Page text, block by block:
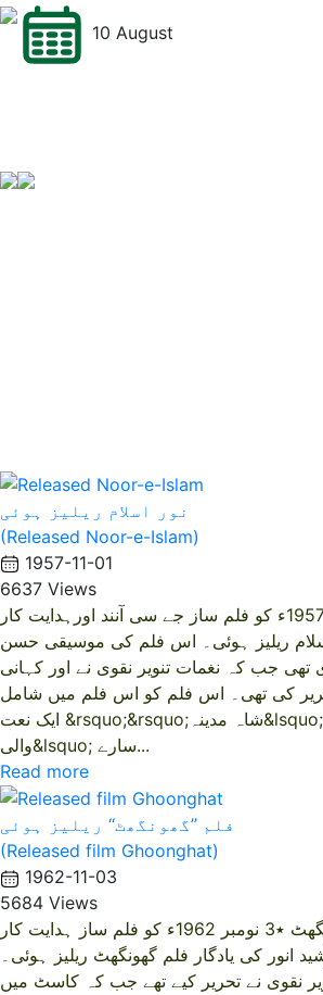
10 August
نور اسلام ریلیز ہوئی
(Released Noor-e-Islam)
1957-11-01
6637 Views
نور اسلام ٭یکم نومبر 1957ء کو فلم ساز جے سی آنند اورہدایت کار
ریلیز ہوئی۔ اس فلم کی موسیقی حسن
جب کہ نغمات تنویر نقوی نے اور کہانی
کی تھی۔ اس فلم کو اس فلم میں شامل
ایک نعت &rsquo;&rsquo;شاہ مدینہ&lsquo; یثرب کے
والی&lsquo; سارے...
Read more
فلم ’’گھونگھٹ‘‘ ریلیز ہوئی
(Released film Ghoonghat)
1962-11-03
5684 Views
گھونگھٹ ٭3 نومبر 1962ء کو فلم ساز ہدایت کار&lsquo; کہانی
انور کی یادگار فلم گھونگھٹ ریلیز ہوئی۔
نقوی نے تحریر کیے تھے جب کہ کاسٹ میں